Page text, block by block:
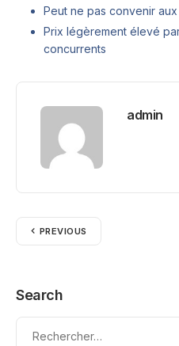
Peut ne pas convenir
Prix légèrement élevé
concurrents
admin
PREVIOUS
Search